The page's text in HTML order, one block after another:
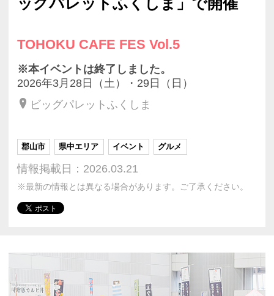
TOHOKU CAFE FES Vol.5
※本イベントは終了しました。
2026年3月28日（土）・29日（日）
ビッグパレットふくしま
郡山市 県中エリア イベント グルメ
情報掲載日：2026.03.21
※最新の情報とは異なる場合があります。ご了承ください。